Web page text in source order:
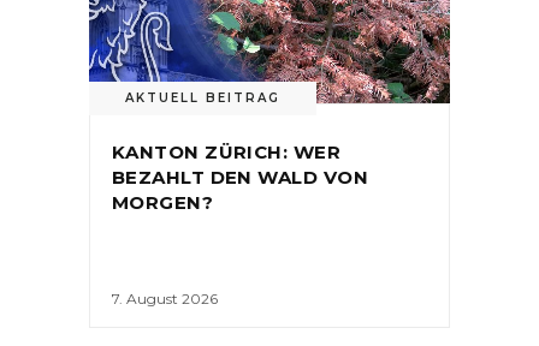
AKTUELL BEITRAG
KANTON ZÜRICH: WER
BEZAHLT DEN WALD VON
MORGEN?
7. August 2026